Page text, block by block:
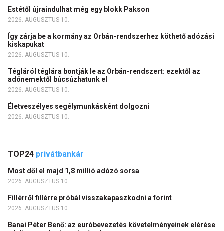
Estétől újraindulhat még egy blokk Pakson
2026. AUGUSZTUS 10.
Így zárja be a kormány az Orbán-rendszerhez köthető adózási
kiskapukat
2026. AUGUSZTUS 10.
Tégláról téglára bontják le az Orbán-rendszert: ezektől az
adónemektől búcsúzhatunk el
2026. AUGUSZTUS 10.
Életveszélyes segélymunkásként dolgozni
2026. AUGUSZTUS 10.
TOP24 privátbankár
Most dől el majd 1,8 millió adózó sorsa
2026. AUGUSZTUS 10.
Fillérről fillérre próbál visszakapaszkodni a forint
2026. AUGUSZTUS 10.
Banai Péter Benő: az euróbevezetés követelményeinek elérése